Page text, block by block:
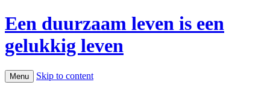
Een duurzaam leven is een
gelukkig leven
Menu Skip to content